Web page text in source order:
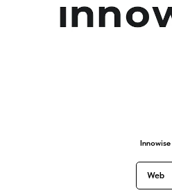
Innowise
Web